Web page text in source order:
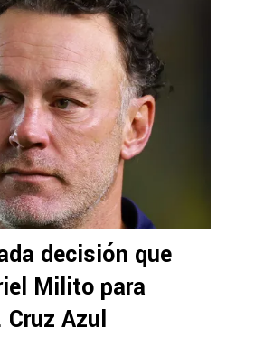
decisión que
Milito para
Azul